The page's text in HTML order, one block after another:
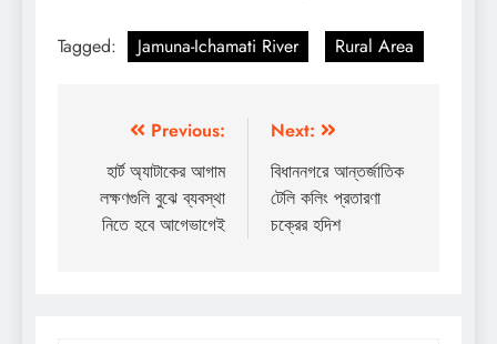
Tagged: Jamuna-Ichamati River Rural Area
navigation
Previous:
হার্ট অ্যাটাকের আগাম
লক্ষণগুলি বুঝে ব্যবস্থা
নিতে হবে আগেভাগেই
Next:
বিধাননগরে আন্তর্জাতিক
টেলি কলিং প্রতারণা
চক্রের হদিশ